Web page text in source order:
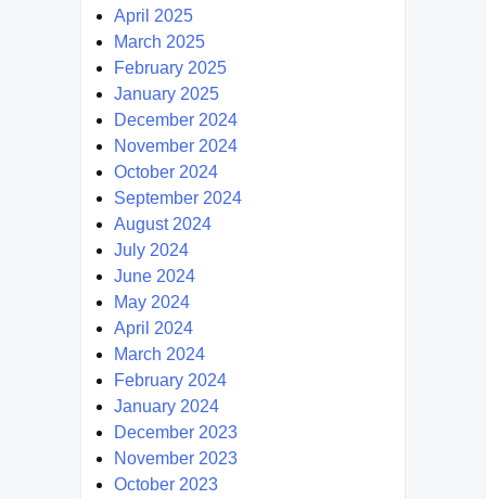
April 2025
March 2025
February 2025
January 2025
December 2024
November 2024
October 2024
September 2024
August 2024
July 2024
June 2024
May 2024
April 2024
March 2024
February 2024
January 2024
December 2023
November 2023
October 2023